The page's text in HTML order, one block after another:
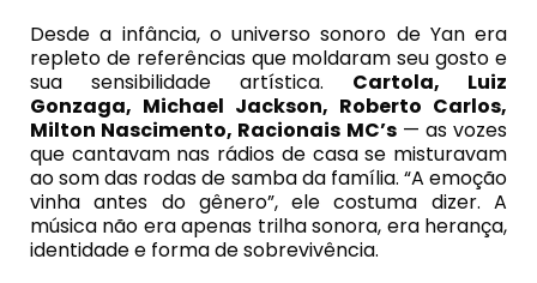
Desde a infância, o universo sonoro de Yan era
repleto de referências que moldaram seu gosto e
sua sensibilidade artística. Cartola, Luiz
Gonzaga, Michael Jackson, Roberto Carlos,
Milton Nascimento, Racionais MC’s— as vozes
que cantavam nas rádios de casa se misturavam
ao som das rodas de samba da família. “A emoção
vinha antes do gênero”, ele costuma dizer. A
música não era apenas trilha sonora, era herança,
identidade e forma de sobrevivência.